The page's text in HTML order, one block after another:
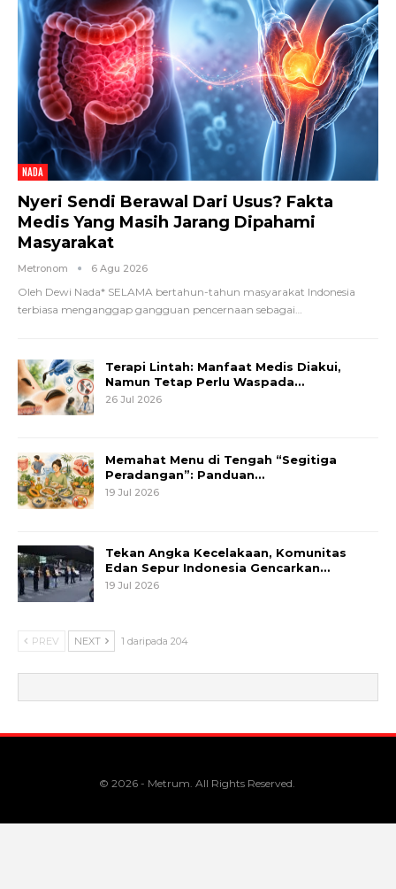
NADA
Nyeri Sendi Berawal Dari Usus? Fakta
Medis Yang Masih Jarang Dipahami
Masyarakat
Metronom 6 Agu 2026
Oleh Dewi Nada* SELAMA bertahun-tahun masyarakat Indonesia
terbiasa menganggap gangguan pencernaan sebagai
Terapi Lintah: Manfaat Medis Diakui,
Namun Tetap Perlu Waspada…
26 Jul 2026
Memahat Menu di Tengah “Segitiga
Peradangan”: Panduan…
19 Jul 2026
Tekan Angka Kecelakaan, Komunitas
Edan Sepur Indonesia Gencarkan…
19 Jul 2026
PREV NEXT 1 daripada 204
© 2026 - Metrum. All Rights Reserved.